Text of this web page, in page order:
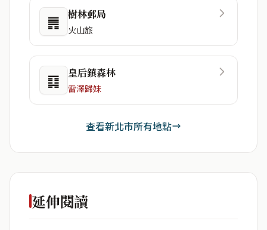
䷠ 樹林郵局
火山旅
䷃ 皇后鎮森林
雷澤歸妹
查看新北市所有地點
延伸閱讀